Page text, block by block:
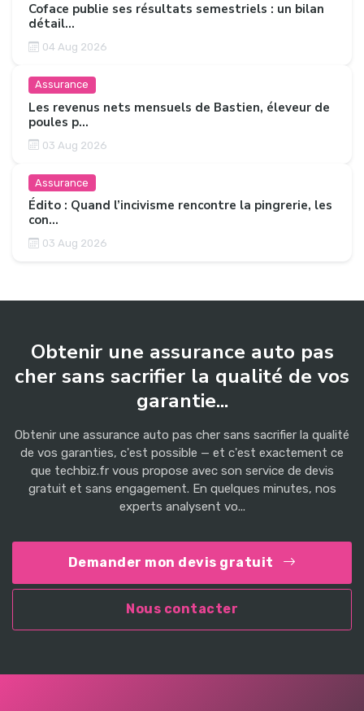
Coface publie ses résultats semestriels : un bilan
détail...
04 Aug 2026
Assurance
Les revenus nets mensuels de Bastien, éleveur de
poules p...
03 Aug 2026
Assurance
Édito : Quand l’incivisme rencontre la pingrerie, les
con...
03 Aug 2026
Obtenir une assurance auto pas
cher sans sacrifier la qualité de vos
garantie...
Obtenir une assurance auto pas cher sans sacrifier la qualité
de vos garanties, c'est possible — et c'est exactement ce
que techbiz.fr vous propose avec son service de devis
gratuit et sans engagement. En quelques minutes, nos
experts analysent vo...
Demander mon devis gratuit
Nous contacter